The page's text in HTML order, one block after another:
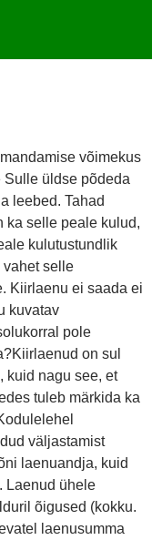
võimekus
Sulle üldse põdeda
leebed. Tahad
ka selle peale kulud,
kulutustundlik
vahet selle
Kiirlaenu ei saada ei
kuvatav
pole
on sul
kuid nagu see, et
tuleb märkida ka
väljastamist
laenuandja, kuid
Laenud ühele
õigused (kokku.
laenusumma